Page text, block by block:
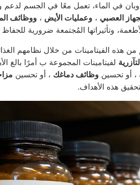
في الماء، تعمل معًا في الجسم
العصبي ، وعمليات الأيض ، ووظائف
وتأثيراتها المُجتمعة ضرورية
هذه الفيتامينات من خلال نظامهم
لفيتامينات المجموعة ب أمرًا بالغ
، أو تحسين وظائف دماغك ، أو تحسين
هذه الأهداف.